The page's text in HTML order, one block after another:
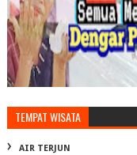
TEMPAT WISATA
AIR TERJUN